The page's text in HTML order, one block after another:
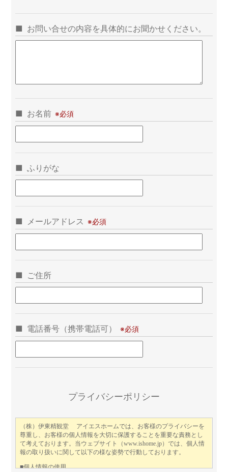
お問い合せの内容を具体的にお聞かせください。
お名前
ふりがな
メールアドレス
ご住所
電話番号（携帯電話可）
プライバシーポリシー